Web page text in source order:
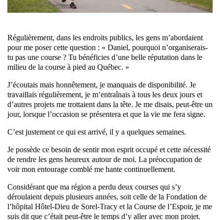
Régulièrement, dans les endroits publics, les gens m’abordaient
pour me poser cette question : « Daniel, pourquoi n’organiserais-
tu pas une course ? Tu bénéficies d’une belle réputation dans le
milieu de la course à pied au Québec. »
J’écoutais mais honnêtement, je manquais de disponibilité. Je
travaillais régulièrement, je m’entraînais à tous les deux jours et
d’autres projets me trottaient dans la tête. Je me disais, peut-être un
jour, lorsque l’occasion se présentera et que la vie me fera signe.
C’est justement ce qui est arrivé, il y a quelques semaines.
Je possède ce besoin de sentir mon esprit occupé et cette nécessité
de rendre les gens heureux autour de moi. La préoccupation de
voir mon entourage comblé me hante continuellement.
Considérant que ma région a perdu deux courses qui s’y
déroulaient depuis plusieurs années, soit celle de la Fondation de
l’hôpital Hôtel-Dieu de Sorel-Tracy et la Course de l’Espoir, je me
suis dit que c’était peut-être le temps d’y aller avec mon projet.